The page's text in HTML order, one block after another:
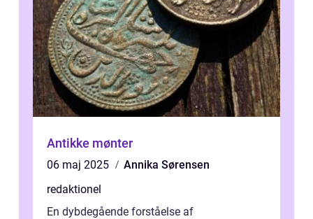
Antikke mønter
06 maj 2025
Annika Sørensen
redaktionel
En dybdegående forståelse af